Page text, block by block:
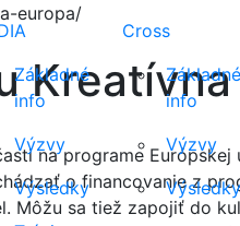
europa/
Základné
info
Výzvy
Výsledky
Cross
Základné
info
Výzvy
Výsledky
Kreatívna
na programe
o financovanie z
Môžu sa tiež zapojiť do